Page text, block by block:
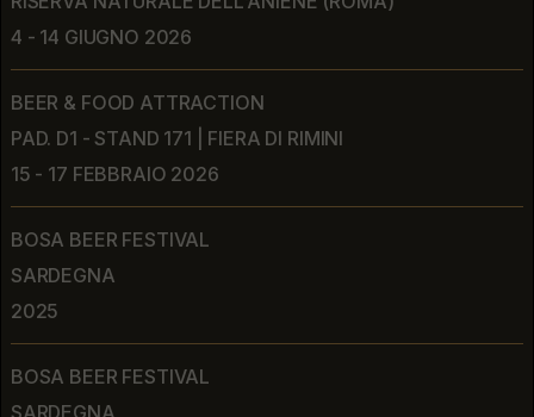
4 - 14 GIUGNO 2026
BEER & FOOD ATTRACTION
PAD. D1 - STAND 171 | FIERA DI RIMINI
15 - 17 FEBBRAIO 2026
BOSA BEER FESTIVAL
SARDEGNA
2025
BOSA BEER FESTIVAL
SARDEGNA